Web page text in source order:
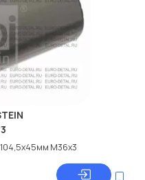
104,5x45мм М36x3